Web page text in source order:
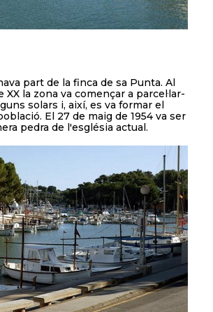
part de la finca de sa Punta. Al
la zona va començar a parcel·lar-
solars i, així, es va formar el
El 27 de maig de 1954 va ser
pedra de l'església actual.